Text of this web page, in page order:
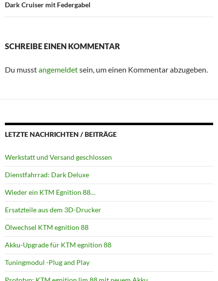
Dark Cruiser mit Federgabel
SCHREIBE EINEN KOMMENTAR
Du musstangemeldetsein, um einen Kommentar abzugeben.
LETZTE NACHRICHTEN / BEITRÄGE
Werkstatt und Versand geschlossen
Dienstfahrrad: Dark Deluxe
Wieder ein KTM Egnition 88…
Ersatzteile aus dem 3D-Drucker
Ölwechsel KTM egnition 88
Akku-Upgrade für KTM egnition 88
Tuningmodul -Plug and Play